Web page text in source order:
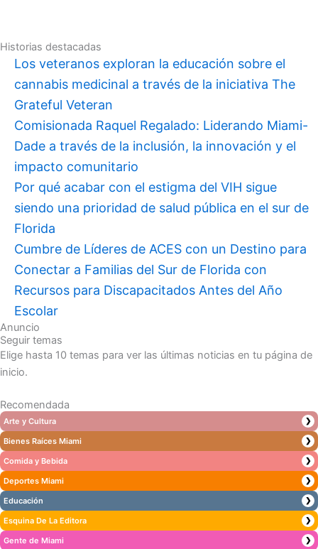
Historias destacadas
Los veteranos exploran la educación sobre el
cannabis medicinal a través de la iniciativa The
Grateful Veteran
Comisionada Raquel Regalado: Liderando Miami-
Dade a través de la inclusión, la innovación y el
impacto comunitario
Por qué acabar con el estigma del VIH sigue
siendo una prioridad de salud pública en el sur de
Florida
Cumbre de Líderes de ACES con un Destino para
Conectar a Familias del Sur de Florida con
Recursos para Discapacitados Antes del Año
Escolar
Anuncio
Seguir temas
Elige hasta 10 temas para ver las últimas noticias en tu página de
inicio.
Recomendada
Arte y Cultura ❯
Bienes Raíces Miami ❯
Comida y Bebida ❯
Deportes Miami ❯
Educación ❯
Esquina De La Editora ❯
Gente de Miami ❯